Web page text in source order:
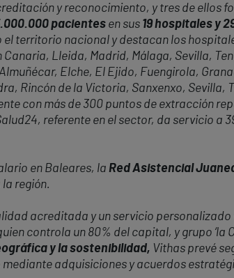
y reconocimiento, y tres de ellos
pacientes en sus 19 hospitales y
territorio nacional y destacan los
Lleida, Madrid, Málaga, Sevilla,
Elche, El Ejido, Fuengirola,
Rincón de la Victoria, Sanxenxo, Sevilla,
con más de 300 puntos de extracción
referente en el sector, da servicio a
en Baleares, la Red Asistencial
región.
acreditada y un servicio personalizado
controla un 80% del capital, y grupo ‘la
y la sostenibilidad, Vithas prevé
adquisiciones y acuerdos